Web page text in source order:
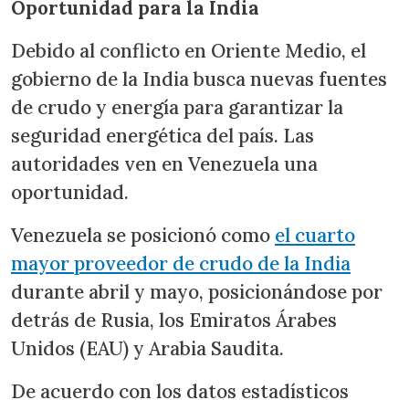
Oportunidad para la India
Debido al conflicto en Oriente Medio, el
gobierno de la India busca nuevas fuentes
de crudo y energía para garantizar la
seguridad energética del país. Las
autoridades ven en Venezuela una
oportunidad.
Venezuela se posicionó como el cuarto
mayor proveedor de crudo de la India
durante abril y mayo, posicionándose por
detrás de Rusia, los Emiratos Árabes
Unidos (EAU) y Arabia Saudita.
De acuerdo con los datos estadísticos